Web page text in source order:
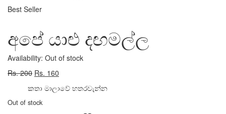
Best Seller
අපේ යාළු දඟමල්ල
Availability: Out of stock
Rs.200 Original
was:
Rs. 200.
Rs. 160
is:
කතා මාලාවේ හතරවැන්න
Out of stock